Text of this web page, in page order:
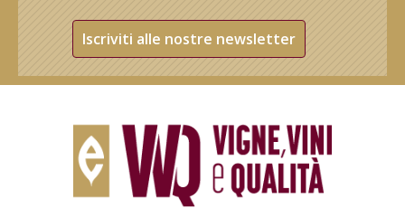
Iscriviti alle nostre newsletter